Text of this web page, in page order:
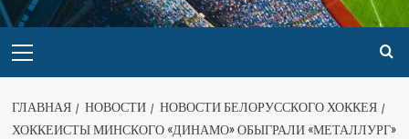
ГЛАВНАЯ НОВОСТИ
НОВОСТИ БЕЛОРУССКОГО ХОККЕЯ
ХОККЕИСТЫ МИНСКОГО «ДИНАМО» ОБЫГРАЛИ «МЕТАЛЛУРГ»